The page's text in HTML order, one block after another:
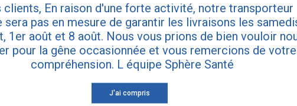
relatifs au sujet de cette discussion :
les fuites urinaires
clients, En raison d'une forte activité, notre transporteur
sera pas en mesure de garantir les livraisons les
1er août et 8 août. Nous vous prions de bien vouloir
pour la gêne occasionnée et vous remercions de votre
compréhension. L équipe Sphère Santé
J'ai compris